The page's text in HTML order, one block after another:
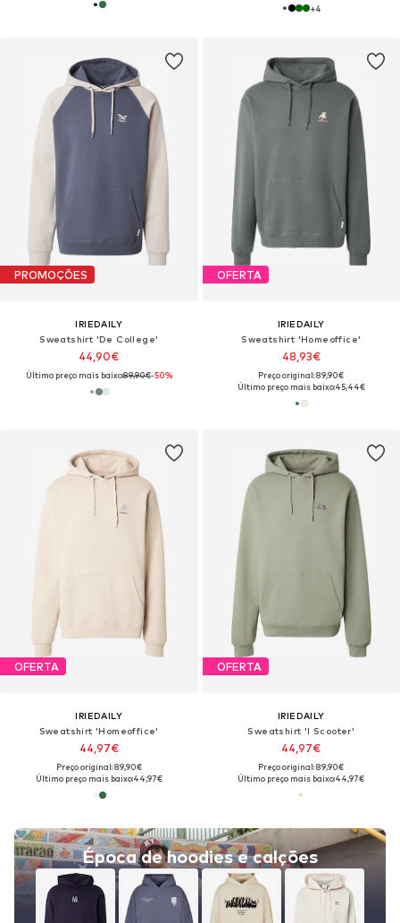
+4
PROMOÇÕES
IRIEDAILY
Sweatshirt 'De College'
44,90€
Último preço mais baixo:89,90€-50%
OFERTA
IRIEDAILY
Sweatshirt 'Homeoffice'
48,93€
Preço original: 89,90€
Último preço mais baixo:45,44€
OFERTA
IRIEDAILY
Sweatshirt 'Homeoffice'
44,97€
Preço original: 89,90€
Último preço mais baixo:44,97€
Época de hoodies e calções
OFERTA
IRIEDAILY
Sweatshirt 'I Scooter'
44,97€
Preço original: 89,90€
Último preço mais baixo:44,97€